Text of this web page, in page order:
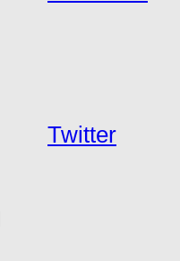
Twitter